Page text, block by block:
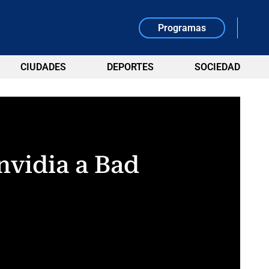
Programas
CIUDADES DEPORTES SOCIEDAD
a Bad